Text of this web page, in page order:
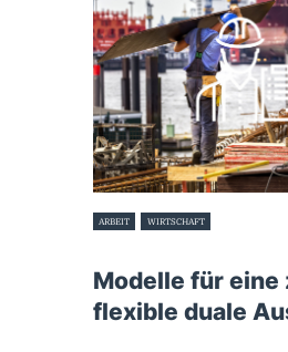
ARBEIT WIRTSCHAFT
Modelle für
flexible duale